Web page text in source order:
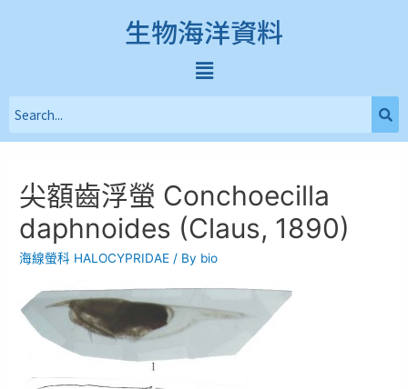
生物海洋資料
尖額齒浮螢 Conchoecilla
daphnoides (Claus, 1890)
海線螢科 HALOCYPRIDAE / By bio